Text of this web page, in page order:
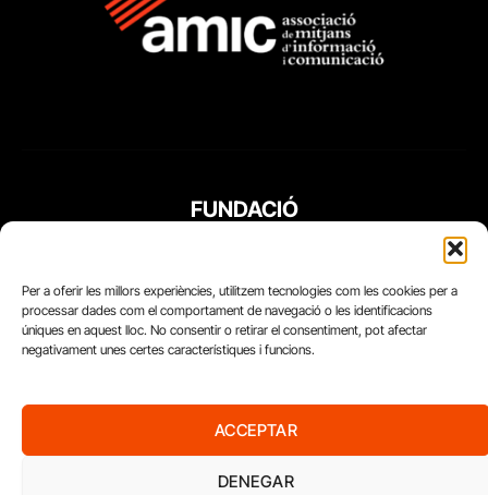
Per a oferir les millors experiències, utilitzem tecnologies com les cookies per a
processar dades com el comportament de navegació o les identificacions
úniques en aquest lloc. No consentir o retirar el consentiment, pot afectar
negativament unes certes característiques i funcions.
ACCEPTAR
DENEGAR
FUNDACIÓ